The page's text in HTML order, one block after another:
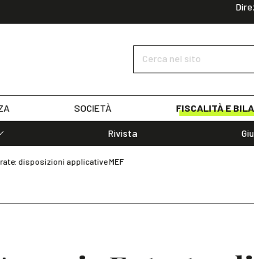
Cerca nel sito
SOCIETÀ FISCALITÀ E
Rivista
disposizioni applicative MEF